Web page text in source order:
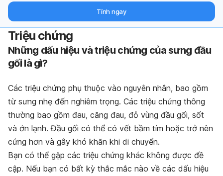
Tính ngay
Triệu chứng
Những dấu hiệu và triệu chứng của sưng đầu
gối là gì?
Các triệu chứng phụ thuộc vào nguyên nhân, bao gồm
từ sưng nhẹ đến nghiêm trọng. Các triệu chứng thông
thường bao gồm đau, căng đau, đỏ vùng đầu gối, sốt
và ớn lạnh. Đầu gối có thể có vết bầm tím hoặc trở nên
cứng hơn và gây khó khăn khi di chuyển.
Bạn có thể gặp các triệu chứng khác không được đề
cập. Nếu bạn có bất kỳ thắc mắc nào về các dấu hiệu